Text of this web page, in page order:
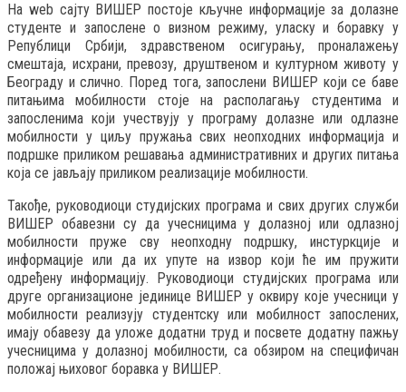
На web сајту ВИШЕР постоје кључне информације за долазне
студенте и запослене о визном режиму, уласку и боравку у
Републици Србији, здравственом осигурању, проналажењу
смештаја, исхрани, превозу, друштвеном и културном животу у
Београду и слично. Поред тога, запослени ВИШЕР који се баве
питањима мобилности стоје на располагању студентима и
запосленима који учествују у програму долазне или одлазне
мобилности у циљу пружања свих неопходних информација и
подршке приликом решавања административних и других питања
која се јављају приликом реализације мобилности.
Такође, руководиоци студијских програма и свих других служби
ВИШЕР обавезни су да учесницима у долазној или одлазној
мобилности пруже сву неопходну подршку, инстуркције и
информације или да их упуте на извор који ће им пружити
одређену информацију. Руководиоци студијских програма или
друге организационе јединице ВИШЕР у оквиру које учесници у
мобилности реализују студентску или мобилност запослених,
имају обавезу да уложе додатни труд и посвете додатну пажњу
учесницима у долазној мобилности, са обзиром на специфичан
положај њиховог боравка у ВИШЕР.